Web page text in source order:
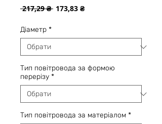
217,29 ₴ Звичайна
173,83 ₴За
Діаметр *
Тип повітровода за формою
перерізу *
Тип повітровода за матеріалом *